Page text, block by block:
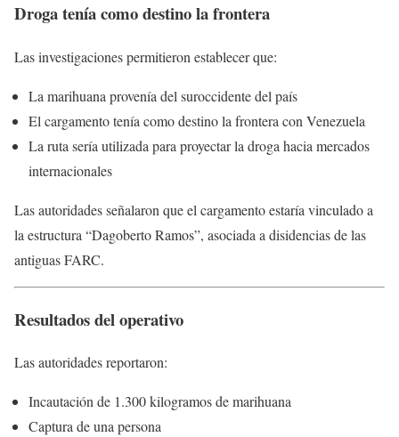
Droga tenía como destino la frontera
Las investigaciones permitieron establecer que:
La marihuana provenía del suroccidente del país
El cargamento tenía como destino la frontera con Venezuela
La ruta sería utilizada para proyectar la droga hacia mercados
internacionales
Las autoridades señalaron que el cargamento estaría vinculado a
la estructura “Dagoberto Ramos”, asociada a disidencias de las
antiguas FARC.
Resultados del operativo
Las autoridades reportaron:
Incautación de 1.300 kilogramos de marihuana
Captura de una persona